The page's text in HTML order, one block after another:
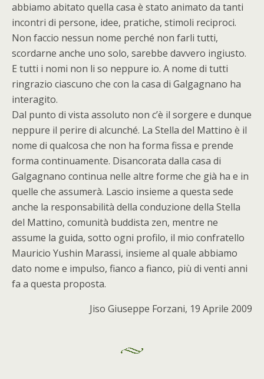
abbiamo abitato quella casa è stato animato da tanti
incontri di persone, idee, pratiche, stimoli reciproci.
Non faccio nessun nome perché non farli tutti,
scordarne anche uno solo, sarebbe davvero ingiusto.
E tutti i nomi non li so neppure io. A nome di tutti
ringrazio ciascuno che con la casa di Galgagnano ha
interagito.
Dal punto di vista assoluto non c’è il sorgere e dunque
neppure il perire di alcunché. La Stella del Mattino è il
nome di qualcosa che non ha forma fissa e prende
forma continuamente. Disancorata dalla casa di
Galgagnano continua nelle altre forme che già ha e in
quelle che assumerà. Lascio insieme a questa sede
anche la responsabilità della conduzione della Stella
del Mattino, comunità buddista zen, mentre ne
assume la guida, sotto ogni profilo, il mio confratello
Mauricio Yushin Marassi, insieme al quale abbiamo
dato nome e impulso, fianco a fianco, più di venti anni
fa a questa proposta.
Jiso Giuseppe Forzani, 19 Aprile 2009